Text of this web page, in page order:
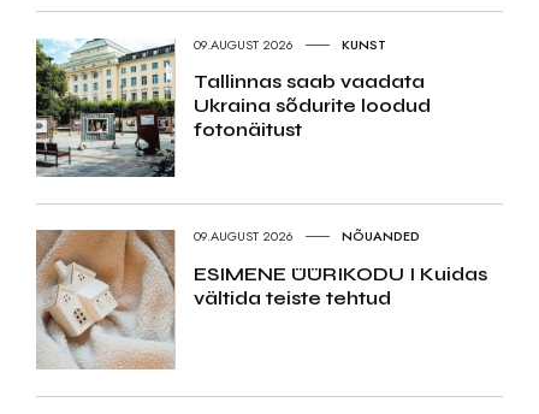
09.AUGUST 2026 KUNST
Tallinnas saab vaadata
Ukraina sõdurite loodud
fotonäitust
09.AUGUST 2026 NÕUANDED
ESIMENE ÜÜRIKODU I Kuidas
vältida teiste tehtud